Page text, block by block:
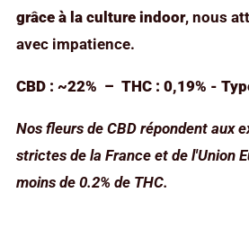
grâce à la culture indoor, nous
avec impatience.
CBD : ~22% – THC : 0,19% -
Nos fleurs de CBD répondent aux
strictes de la France et de l'Union
moins de 0.2% de THC.